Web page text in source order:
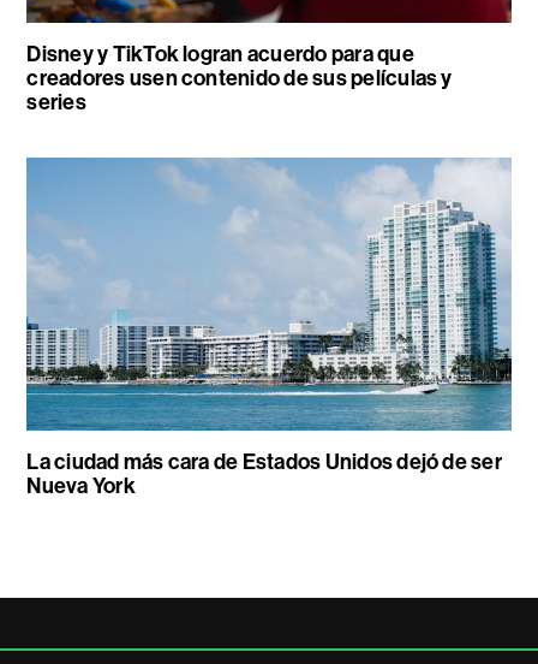
Disney y TikTok logran acuerdo para que
creadores usen contenido de sus películas y
series
La ciudad más cara de Estados Unidos dejó de ser
Nueva York